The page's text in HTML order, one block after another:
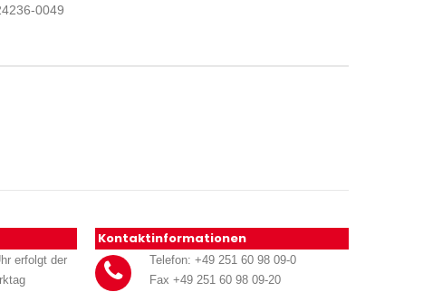
0049
erfolgt der
Kontaktinformationen
Telefon: +49 251 60 98 09-0
Fax +49 251 60 98 09-20